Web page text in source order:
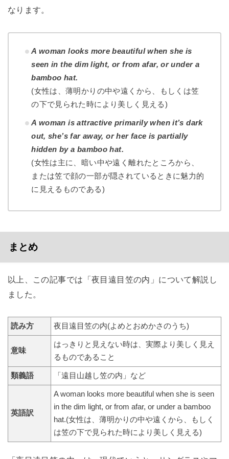
なります。
A woman looks more beautiful when she is
seen in the dim light, or from afar, or under a
bamboo hat.
(女性は、薄明かりの中や遠くから、もしくは笠
の下で見られた時により美しく見える)
A woman is attractive primarily when it’s dark
out, she’s far away, or her face is partially
hidden by a bamboo hat.
(女性は主に、暗い中や遠く離れたところから、
または笠で顔の一部が隠されているときに魅力的
に見えるものである)
まとめ
以上、この記事では「夜目遠目笠の内」について解説し
ました。
読み方 夜目遠目笠の内(よめとおめかさのうち)
意味
はっきりと見えない時は、実際より美しく見え
るものであること
類義語 「遠目山越し笠の内」など
英語訳
A woman looks more beautiful when she is seen
in the dim light, or from afar, or under a bamboo
hat.(女性は、薄明かりの中や遠くから、もしく
は笠の下で見られた時により美しく見える)